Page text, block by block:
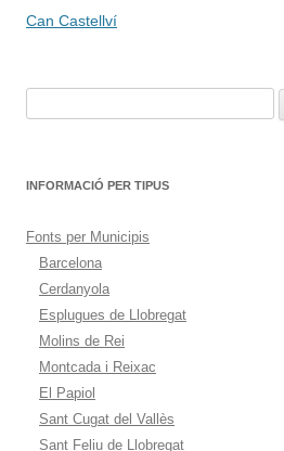
de
Can Castellví
INFORMACIÓ PER TIPUS
Fonts per Municipis
Barcelona
Cerdanyola
Esplugues de Llobregat
Molins de Rei
Montcada i Reixac
El Papiol
Sant Cugat del Vallès
Sant Feliu de Llobregat